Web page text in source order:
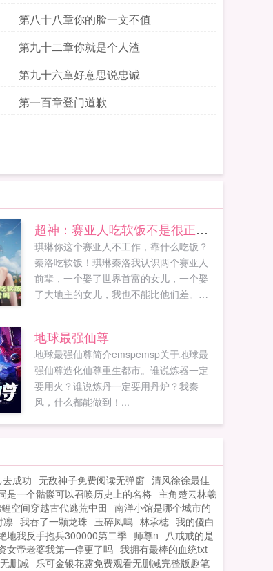
第八十八章你的脸一文不值
第九十二章你就是个人渣
第九十六章好意思说忠诚
第一百章登门道歉
超神：赛亚人吃软饭不是很正常吗
琪琳你这个赛亚人不工作，靠什么吃饭？
秦洛吃软饭！琪琳秦洛我认识两个赛亚人
前辈，一个娶了世界首富的女儿，一个娶
了大地主的女儿，我也不能比他们差。秦
地球最强仙尊
地球最强仙尊简介emspemsp关于地球最
强仙尊造化仙尊重生都市。谁说炼器一定
要用火？谁说炼丹一定要用丹炉？我秦
风，什么都能做到！...
成功 无敌神子免费阅读无弹窗 清风徐徐最佳
是一个骷髅可以召唤历史上的名将 主角楚云林羲
空间穿越古代逃荒中田
南洋小馆是哪个城市的
凛 我吞了一颗龙珠 玉碎凤鳴 林承梽 我的傻白
地我反手抱兵300000第二季 师尊n
八戒戒的是
女帝老婆我第一停更了吗 我拥有最棒的血统txt
删减 乐可金银花露免费观看无删减完整版趣笔